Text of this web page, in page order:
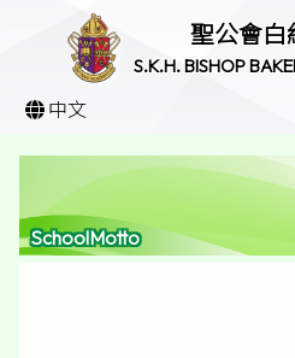
聖公會白
S.K.H. BISHOP
中文
SchoolMotto